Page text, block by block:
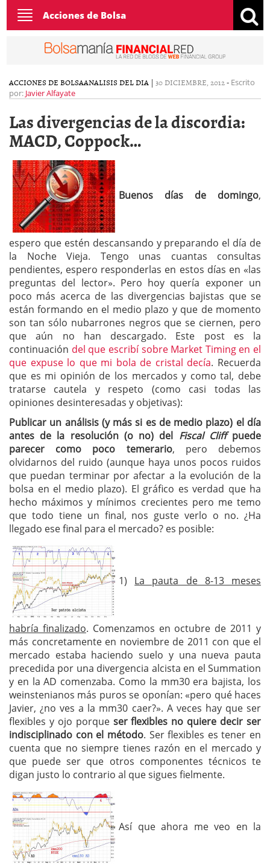
Toggle
navigation
Acciones de Bolsa
ACCIONES DE BOLSAANALISIS DEL DIA | 30 DICIEMBRE, 2012- Escrito
por: Javier Alfayate
Las divergencias de la discordia:
MACD, Coppock…
Buenos días de domingo,
espero que estén descansando y preparando el día de
la Noche Vieja. Tengo unas cuantas consultas
pendientes, espero responderlas en estos días en «las
preguntas del lector». Pero hoy quería exponer un
poco más acerca de las divergencias bajistas que se
están formando en el medio plazo y que de momento
son tan sólo nubarrones negros que se ciernen, pero
que aún no han descargado. Este post es la
continuación del que escribí sobre Market Timing en el
que expuse lo que mi bola de cristal decía. Recuerda
que es mi opinión de los mercados y como tal, debe
tratarse cautela y respeto (como casi todas las
opiniones desinteresadas y objetivas):
Publicar un análisis (y más si es de medio plazo) el día
antes de la resolución (o no) del Fiscal Cliffpuede
parecer como poco temerario, pero debemos
olvidarnos del ruido (aunque haya unos pocos ruidos
que puedan terminar por afectar a la evolución de la
bolsa en el medio plazo). El gráfico es verdad que ha
hecho máximos y mínimos crecientes pero me temo
que todo tiene un final, nos guste verlo o no. ¿Ha
llegado ese final para el mercado? es posible:
1) La pauta de 8-13 meses
habría finalizado. Comenzamos en octubre de 2011 y
más concretamente en noviembre de 2011 con que el
mercado estaba haciendo suelo y una nueva pauta
precedida por una divergencia alcista en el Summation
y en la AD comenzaba. Como la mm30 era bajista, los
weinstenianos más puros se oponían: «pero qué haces
Javier, ¿no ves a la mm30 caer?». A veces hay que ser
flexibles y ojo porque ser flexibles no quiere decir ser
indisciplinado con el método. Ser flexibles es tener en
cuenta que no siempre tienes razón en el mercado y
que puede ser que otros componentes técnicos te
digan justo lo contrario al que sigues fielmente.
Así que ahora me veo en la